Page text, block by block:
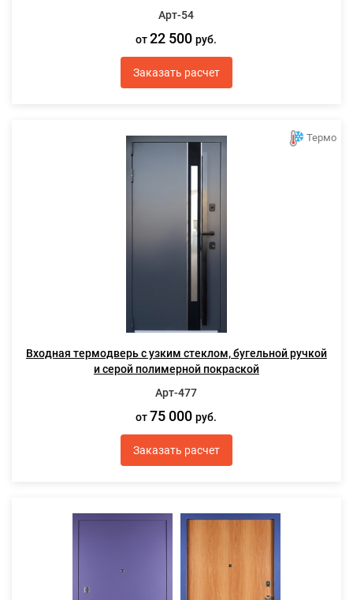
Арт-54
от22 500руб.
Заказать расчет
Термо
Входная термодверь с узким стеклом, бугельной ручкой
и серой полимерной покраской
Арт-477
от 75 000руб.
Заказать расчет